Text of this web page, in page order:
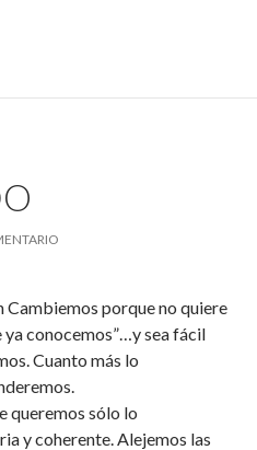
Cambiemos porque no quiere
ya conocemos”…y sea fácil
Cuanto más lo
queremos sólo lo
y coherente. Alejemos las